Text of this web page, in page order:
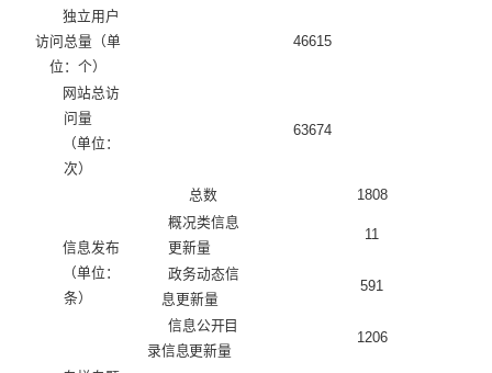
独立用户
访问总量（单
位：个）
46615
网站总访
问量
（单位：
次）
63674
信息发布
（单位：
条）
总数
1808
概况类信息
更新量
11
政务动态信
息更新量
591
信息公开目
录信息更新量
1206